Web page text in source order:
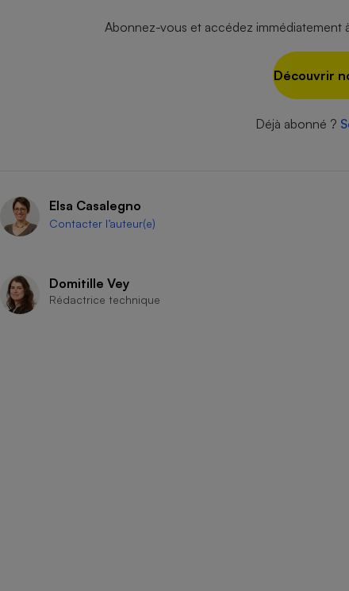
Abonnez-vous et accédez immédiatement
Découvrir
Déjà abonné ?
Elsa Casalegno
Contacter l’auteur(e)
Domitille Vey
Rédactrice technique
Radiateur électrique